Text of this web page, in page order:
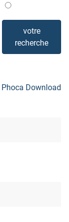
votre
recherche
Phoca Download